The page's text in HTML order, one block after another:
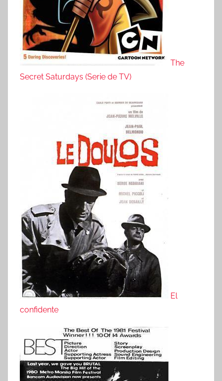
The
Secret Saturdays (Serie de TV)
El
confidente